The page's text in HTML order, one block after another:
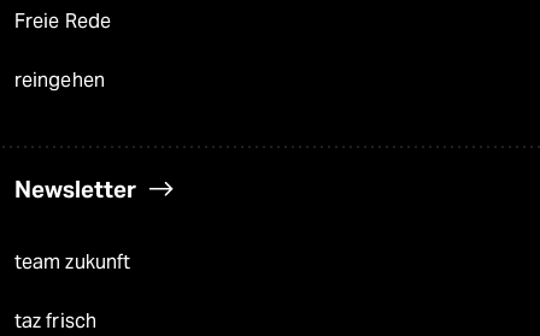
Freie Rede
reingehen
Newsletter
team zukunft
taz frisch